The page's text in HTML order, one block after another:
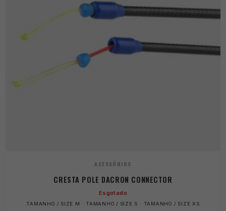
ACESSÓRIOS
CRESTA POLE DACRON CONNECTOR
Esgotado
TAMANHO / SIZE M · TAMANHO / SIZE S · TAMANHO / SIZE XS